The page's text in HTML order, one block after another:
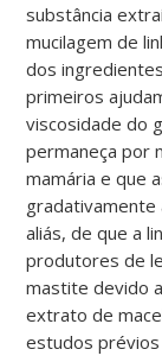
substância
mucilagem de
dos
primeiros
viscosidade do
permaneça por
mamária e que
aliás, de que a
produtores de
mastite devido
extrato de
estudos